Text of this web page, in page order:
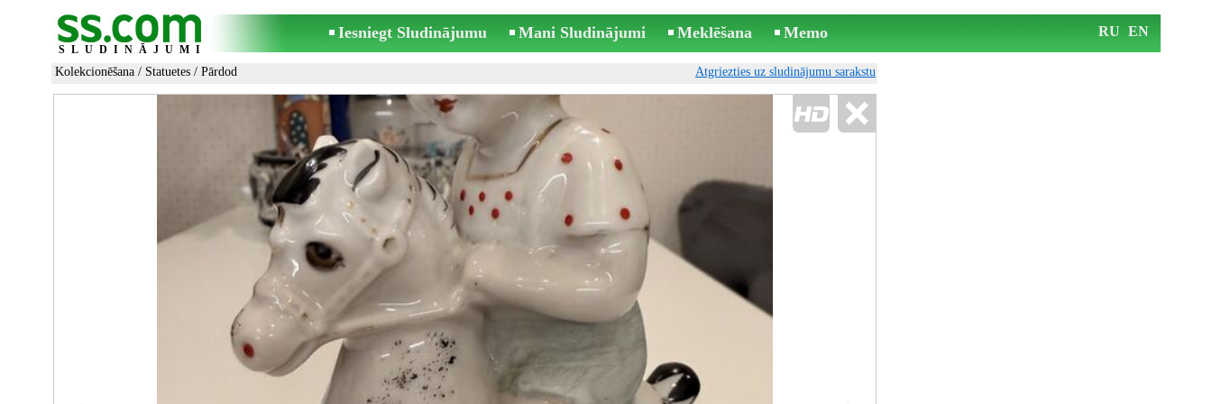
SLUDINĀJUMI
Iesniegt Sludinājumu Mani Sludinājumi Meklēšana Memo RU EN
Kolekcionēšana / Statuetes / Pārdod Atgriezties uz sludinājumu sarakstu